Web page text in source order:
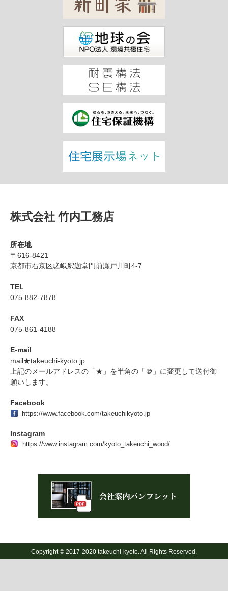
株式会社 竹内工務店
所在地
〒616-8421
京都市右京区嵯峨釈迦堂門前瀬戸川町4-7
TEL
075-882-7878
FAX
075-861-4188
E-mail
mail★takeuchi-kyoto.jp
上記のメールアドレスの「★」を半角の「＠」に変更して送付御
願いします。
Facebook
https://www.facebook.com/takeuchikyoto.jp
Instagram
https://www.instagram.com/kyoto_takeuchi_wood/
Copyright © 2017-2020 takeuchi-kyoto. All Rights Reserved.